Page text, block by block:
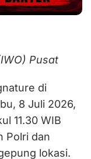
Pusat
di
8 Juli 2026,
11.30 WIB
Polri dan
lokasi.